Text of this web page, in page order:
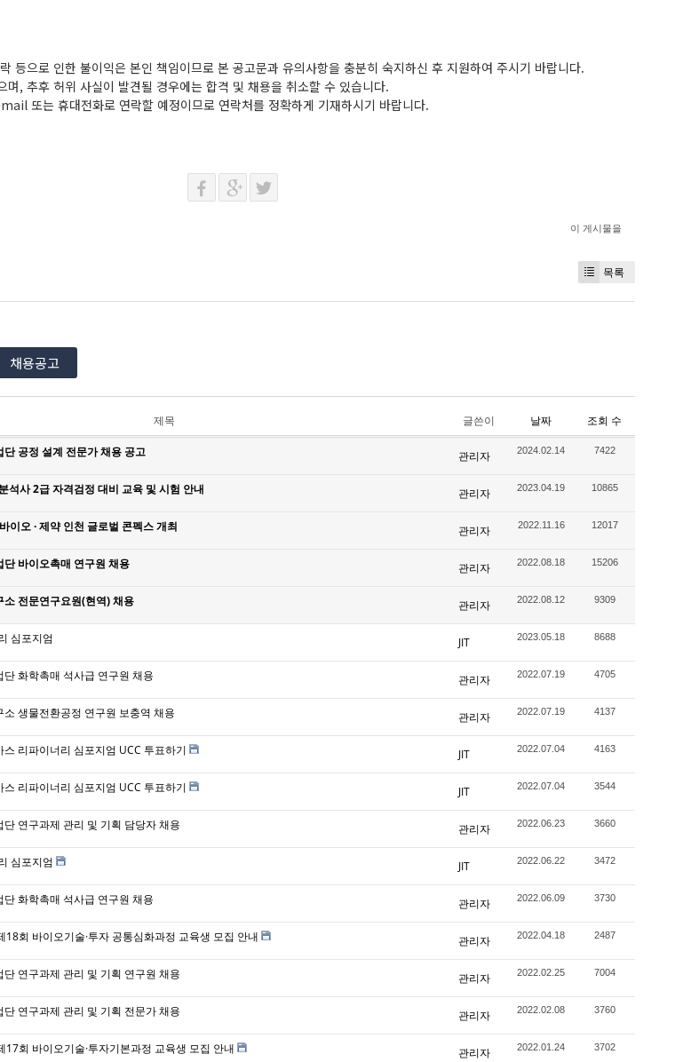
등으로 인한 불이익은 본인 책임이므로 본 공고문과 유의사항을 충분히 숙지하신 후 지원하여 주시기 바랍니다.
며, 추후 허위 사실이 발견될 경우에는 합격 및 채용을 취소할 수 있습니다.
또는 휴대전화로 연락할 예정이므로 연락처를 정확하게 기재하시기 바랍니다.
이 게시물을
목록
채용공고
제목 글쓴이 날짜 조회 수
공정 설계 전문가 채용 공고 관리자 2024.02.14 7422
석사 2급 자격검정 대비 교육 및 시험 안내 관리자 2023.04.19 10865
이오 · 제약 인천 글로벌 콘펙스 개최 관리자 2022.11.16 12017
바이오촉매 연구원 채용 관리자 2022.08.18 15206
전문연구요원(현역) 채용 관리자 2022.08.12 9309
심포지엄 JIT 2023.05.18 8688
화학촉매 석사급 연구원 채용 관리자 2022.07.19 4705
생물전환공정 연구원 보충역 채용 관리자 2022.07.19 4137
리파이너리 심포지엄 UCC 투표하기 JIT 2022.07.04 4163
리파이너리 심포지엄 UCC 투표하기 JIT 2022.07.04 3544
연구과제 관리 및 기획 담당자 채용 관리자 2022.06.23 3660
심포지엄 JIT 2022.06.22 3472
화학촉매 석사급 연구원 채용 관리자 2022.06.09 3730
회 바이오기술·투자 공통심화과정 교육생 모집 안내 관리자 2022.04.18 2487
연구과제 관리 및 기획 연구원 채용 관리자 2022.02.25 7004
연구과제 관리 및 기획 전문가 채용 관리자 2022.02.08 3760
회 바이오기술·투자기본과정 교육생 모집 안내 관리자 2022.01.24 3702